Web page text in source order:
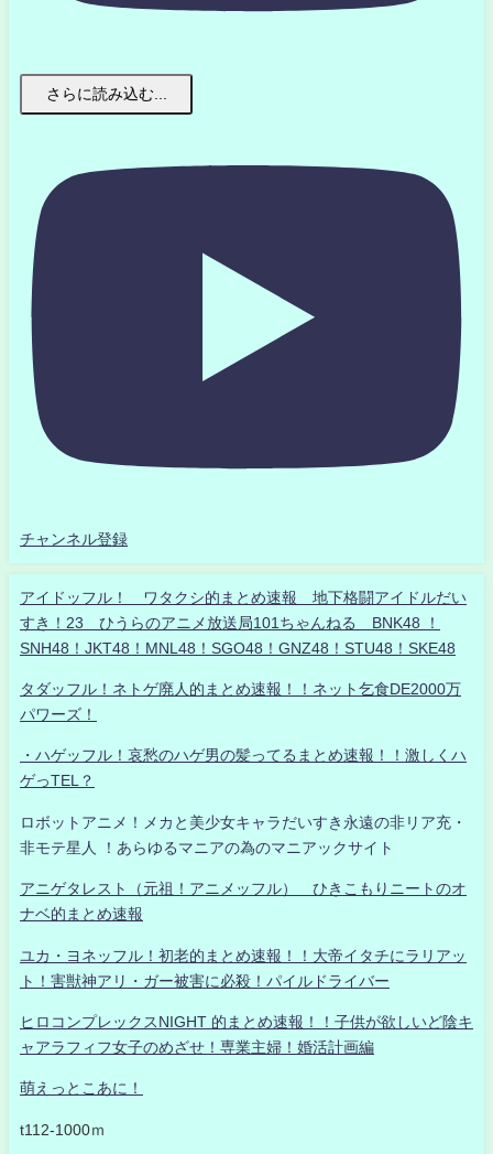
さらに読み込む...
チャンネル登録
アイドッフル！ ワタクシ的まとめ速報 地下格闘アイドルだい
すき！23 ひうらのアニメ放送局101ちゃんねる BNK48 ！
SNH48！JKT48！MNL48！SGO48！GNZ48！STU48！SKE48
タダッフル！ネトゲ廃人的まとめ速報！！ネット乞食DE2000万
パワーズ！
・ハゲッフル！哀愁のハゲ男の髪ってるまとめ速報！！激しくハ
ゲっTEL？
ロボットアニメ！メカと美少女キャラだいすき永遠の非リア充・
非モテ星人 ！あらゆるマニアの為のマニアックサイト
アニゲタレスト（元祖！アニメッフル） ひきこもりニートのオ
ナベ的まとめ速報
ユカ・ヨネッフル！初老的まとめ速報！！大帝イタチにラリアッ
ト！害獣神アリ・ガー被害に必殺！パイルドライバー
ヒロコンプレックスNIGHT 的まとめ速報！！子供が欲しいど陰キ
ャアラフィフ女子のめざせ！専業主婦！婚活計画編
萌えっとこあに！
t112-1000ｍ